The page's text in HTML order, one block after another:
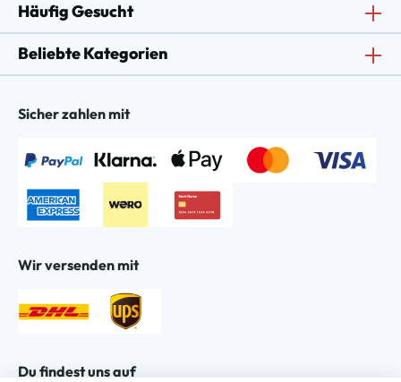
Häufig Gesucht
Beliebte Kategorien
Sicher zahlen mit
Wir versenden mit
Du findest uns auf